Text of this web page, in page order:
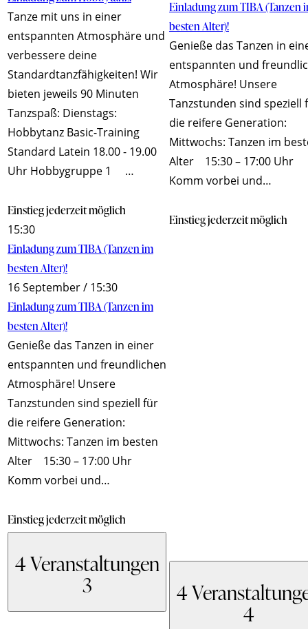
Tanze mit uns in einer
entspannten Atmosphäre und
verbessere deine
Standardtanzfähigkeiten! Wir
bieten jeweils 90 Minuten
Tanzspaß: Dienstags:
Hobbytanz Basic-Training
Standard Latein 18.00 - 19.00
Uhr Hobbygruppe 1 …
Einstieg jederzeit möglich
15:30
Einladung zum TIBA (Tanzen im
besten Alter)!
16 September / 15:30
Einladung zum TIBA (Tanzen im
besten Alter)!
Genieße das Tanzen in einer
entspannten und freundlichen
Atmosphäre! Unsere
Tanzstunden sind speziell für
die reifere Generation:
Mittwochs: Tanzen im besten
Alter 15:30 – 17:00 Uhr
Komm vorbei und…
Einstieg jederzeit möglich
Einladung zum TIBA (Tanzen
besten Alter)!
Genieße das Tanzen in
entspannten und
Atmosphäre! Unsere
Tanzstunden sind speziell
die reifere Generation:
Mittwochs: Tanzen im
Alter 15:30 – 17:00 Uhr
Komm vorbei und…
Einstieg jederzeit möglich
4 Veranstaltungen
3 4
4